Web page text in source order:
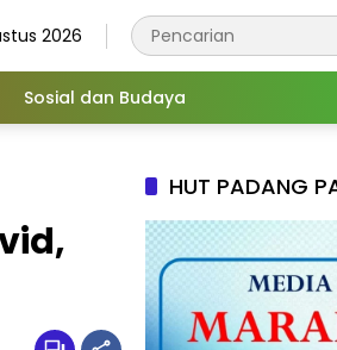
2026
Sosial dan Budaya
HUT PADANG